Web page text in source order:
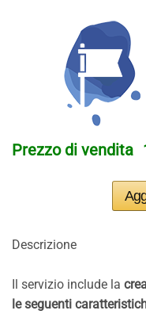
Prezzo di vendita
Descrizione
Il servizio include la
le seguenti